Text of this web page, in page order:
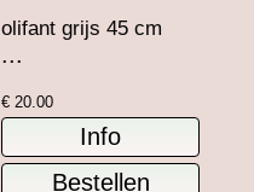
olifant grijs 45 cm
...
€ 20.00